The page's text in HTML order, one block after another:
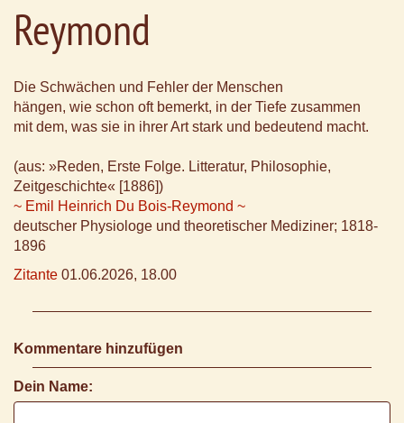
Reymond
Die Schwächen und Fehler der Menschen
hängen, wie schon oft bemerkt, in der Tiefe zusammen
mit dem, was sie in ihrer Art stark und bedeutend macht.
(aus: »Reden, Erste Folge. Litteratur, Philosophie,
Zeitgeschichte« [1886])
~ Emil Heinrich Du Bois-Reymond ~
deutscher Physiologe und theoretischer Mediziner; 1818-
1896
Zitante 01.06.2026, 18.00
Kommentare hinzufügen
Dein Name: